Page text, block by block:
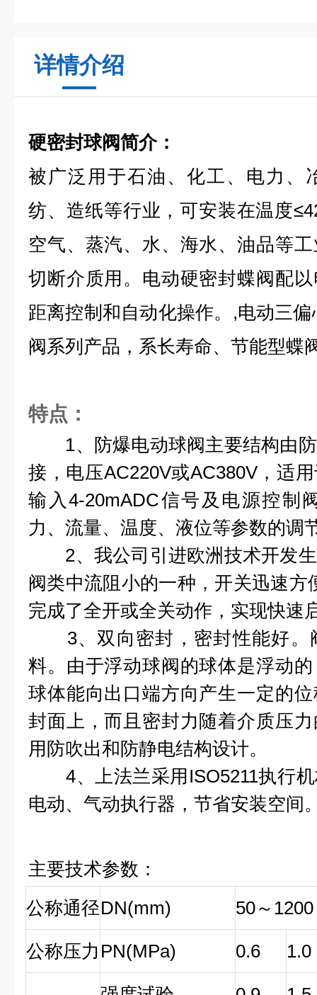
详情介绍
硬密封球阀简介：
被广泛用于石油、化工、电力、
纺、造纸等行业，可安装在温度
空气、蒸汽、水、海水、油品等
切断介质用。电动硬密封蝶阀配
距离控制和自动化操作。,电动三
阀系列产品，系长寿命、节能型蝶
特点：
1、防爆电动球阀主要结构由
接，电压AC220V或AC380V，适
输入4-20mADC信号及电源控制
力、流量、温度、液位等参数的调
2、我公司引进欧洲技术开发生
阀类中流阻小的一种，开关迅速方
完成了全开或全关动作，实现快速
3、双向密封，密封性能好。
料。由于浮动球阀的球体是浮动
球体能向出口端方向产生一定的
封面上，而且密封力随着介质压
用防吹出和防静电结构设计。
4、上法兰采用ISO5211执行机
电动、气动执行器，节省安装空间
主要技术参数：
公称通径DN(mm) 50～1200
公称压力 PN(MPa) 0.6 1.0